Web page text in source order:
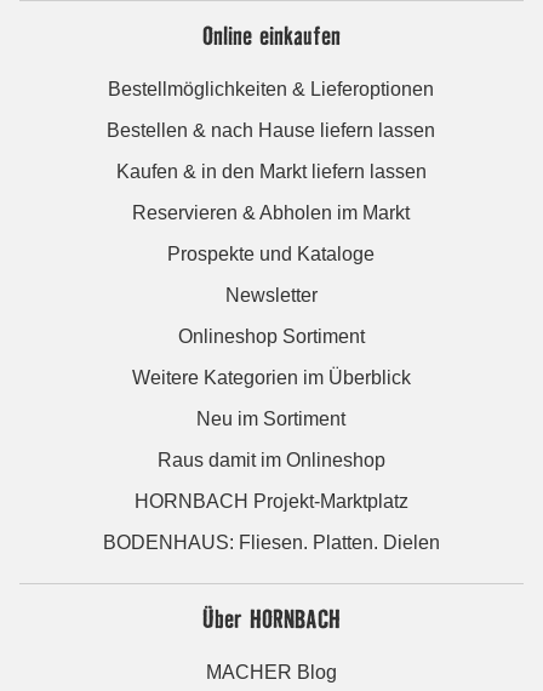
Online einkaufen
Bestellmöglichkeiten & Lieferoptionen
Bestellen & nach Hause liefern lassen
Kaufen & in den Markt liefern lassen
Reservieren & Abholen im Markt
Prospekte und Kataloge
Newsletter
Onlineshop Sortiment
Weitere Kategorien im Überblick
Neu im Sortiment
Raus damit im Onlineshop
HORNBACH Projekt-Marktplatz
BODENHAUS: Fliesen. Platten. Dielen
Über HORNBACH
MACHER Blog